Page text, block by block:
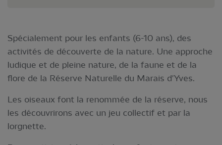
Spécialement pour les enfants (6-10 ans), des
activités de découverte de la nature. Une approche
ludique et de pleine nature, de la faune et de la
flore de la Réserve Naturelle du Marais d'Yves.
Les oiseaux font la renommée de la réserve, nous
les découvrirons avec un jeu collectif et par la
lorgnette.